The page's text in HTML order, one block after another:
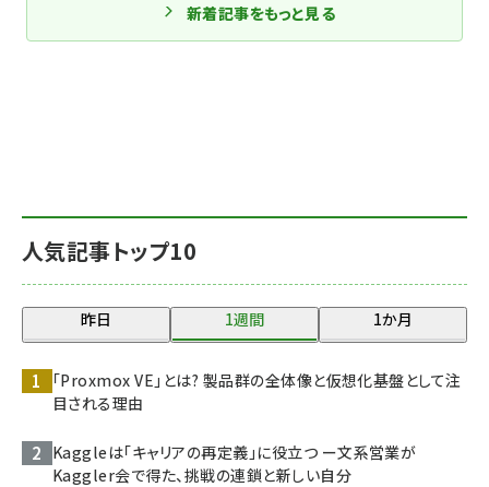
人気記事トップ10
昨日 1週間 1か月
「Proxmox VE」とは? 製品群の全体像と仮想化基盤として注
目される理由
Kaggleは「キャリアの再定義」に役立つ ー文系営業が
Kaggler会で得た、挑戦の連鎖と新しい自分
新着記事をもっと見る